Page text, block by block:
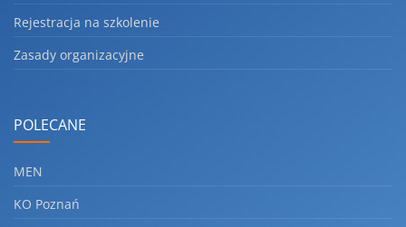
Rejestracja na szkolenie
Zasady organizacyjne
POLECANE
MEN
KO Poznań